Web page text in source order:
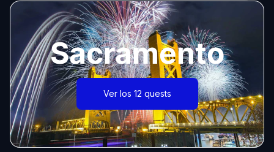
Sacramento
Ver los 12 quests